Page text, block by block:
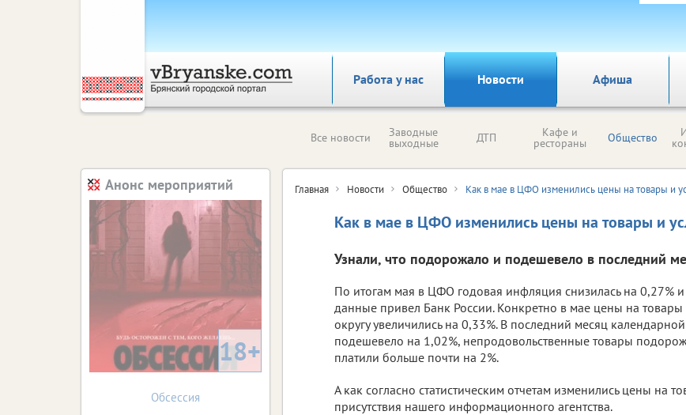
Работа у нас Новости Афиша
Все новости Заводные
выходные ДТП Кафе и
рестораны Общество
Главная Новости Общество Как в мае в ЦФО изменились цены на товары и
Как в мае в ЦФО изменились цены на товары и
Узнали, что подорожало и подешевело в последний
По итогам мая в ЦФО годовая инфляция снизилась на 0,27% и
данные привел Банк России. Конкретно в мае цены на товары
округу увеличились на 0,33%. В последний месяц
подешевело на 1,02%, непродовольственные товары
платили больше почти на 2%.
А как согласно статистическим отчетам изменились цены на
присутствия нашего информационного агентства.
Анонс мероприятий
18+
Обсессия